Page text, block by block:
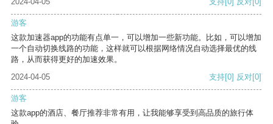
游客
这款加速器app的功能有点单一，可以增加一些新功能。比如，可以增加
一个自动切换线路的功能，这样就可以根据网络情况自动选择最优的线
路，从而获得更好的加速效果。
2024-04-05
支持[0] 反对[0]
游客
这款app的酒店、餐厅推荐非常有用，让我能够享受到高品质的旅行体